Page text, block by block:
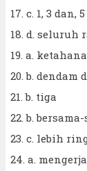
17. c. 1, 3 dan, 5
18. d. seluruh
19. a.
20. b.
21. b. tiga
22. b.
23. c. lebih
24. a.